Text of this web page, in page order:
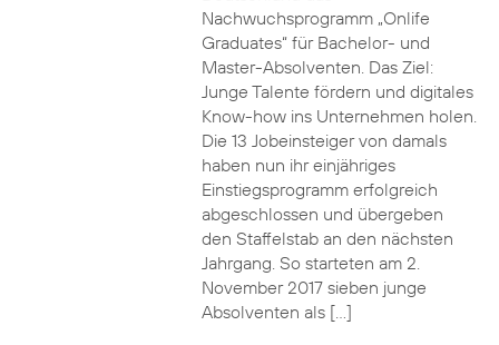
Nachwuchsprogramm „Onlife
Graduates“ für Bachelor- und
Master-Absolventen. Das Ziel:
Junge Talente fördern und digitales
Know-how ins Unternehmen holen.
Die 13 Jobeinsteiger von damals
haben nun ihr einjähriges
Einstiegsprogramm erfolgreich
abgeschlossen und übergeben
den Staffelstab an den nächsten
Jahrgang. So starteten am 2.
November 2017 sieben junge
Absolventen als […]